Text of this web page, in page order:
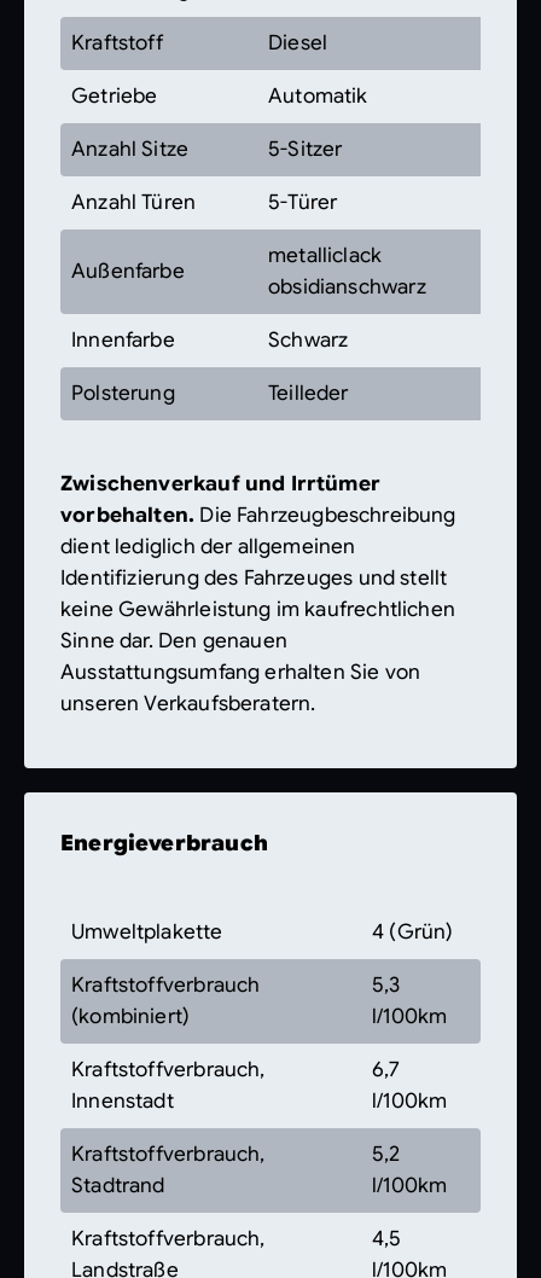
Kraftstoff Diesel
Getriebe Automatik
Anzahl Sitze 5-Sitzer
Anzahl Türen 5-Türer
Außenfarbe
metalliclack
obsidianschwarz
Innenfarbe Schwarz
Polsterung Teilleder
Zwischenverkauf und Irrtümer
vorbehalten. Die Fahrzeugbeschreibung
dient lediglich der allgemeinen
Identifizierung des Fahrzeuges und stellt
keine Gewährleistung im kaufrechtlichen
Sinne dar. Den genauen
Ausstattungsumfang erhalten Sie von
unseren Verkaufsberatern.
Energieverbrauch
Umweltplakette 4 (Grün)
Kraftstoffverbrauch
(kombiniert)
5,3
l/100km
Kraftstoffverbrauch,
Innenstadt
6,7
l/100km
Kraftstoffverbrauch,
Stadtrand
5,2
l/100km
Kraftstoffverbrauch,
Landstraße
4,5
l/100km